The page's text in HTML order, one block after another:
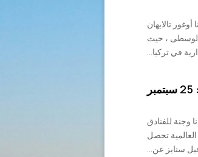
أوغور تالايهان
والوسطى ، حيث
في تركيا...
وجنة للفنادق
تحصل